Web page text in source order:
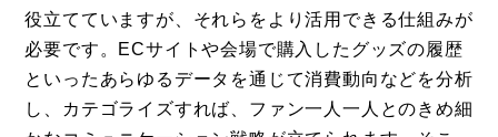
役立てていますが、それらをより活用できる仕組みが
必要です。ECサイトや会場で購入したグッズの履歴
といったあらゆるデータを通じて消費動向などを分析
し、カテゴライズすれば、ファン一人一人とのきめ細